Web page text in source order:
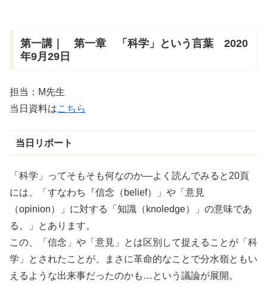
第一講｜ 第一章 「科学」という言葉 2020
年9月29日
担当：M先生
当日資料はこちら
当日リポート
「科学」ってそもそも何なのか―よく読んでみると20頁
には、「すなわち『信念（belief）」や「意見
（opinion）」に対する「知識（knoledge）」の意味であ
る。」とあります。
この、「信念」や「意見」とは区別して捉えることが「科
学」とされたことが、まさに革命的なことで分水嶺ともい
えるような出来事だったのかも…という議論が展開。